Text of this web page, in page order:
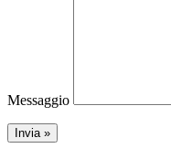
Messaggio